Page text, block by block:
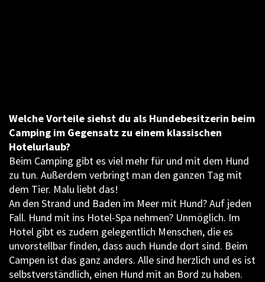
Welche Vorteile siehst du als Hundebesitzerin beim
Camping im Gegensatz zu einem klassischen
Hotelurlaub?
Beim Camping gibt es viel mehr für und mit dem Hund
zu tun. Außerdem verbringt man den ganzen Tag mit
dem Tier. Malu liebt das!
An den Strand und Baden im Meer mit Hund? Auf jeden
Fall. Hund mit ins Hotel-Spa nehmen? Unmöglich. Im
Hotel gibt es zudem gelegentlich Menschen, die es
unvorstellbar finden, dass auch Hunde dort sind. Beim
Campen ist das ganz anders. Alle sind herzlich und es ist
selbstverständlich, einen Hund mit an Bord zu haben.